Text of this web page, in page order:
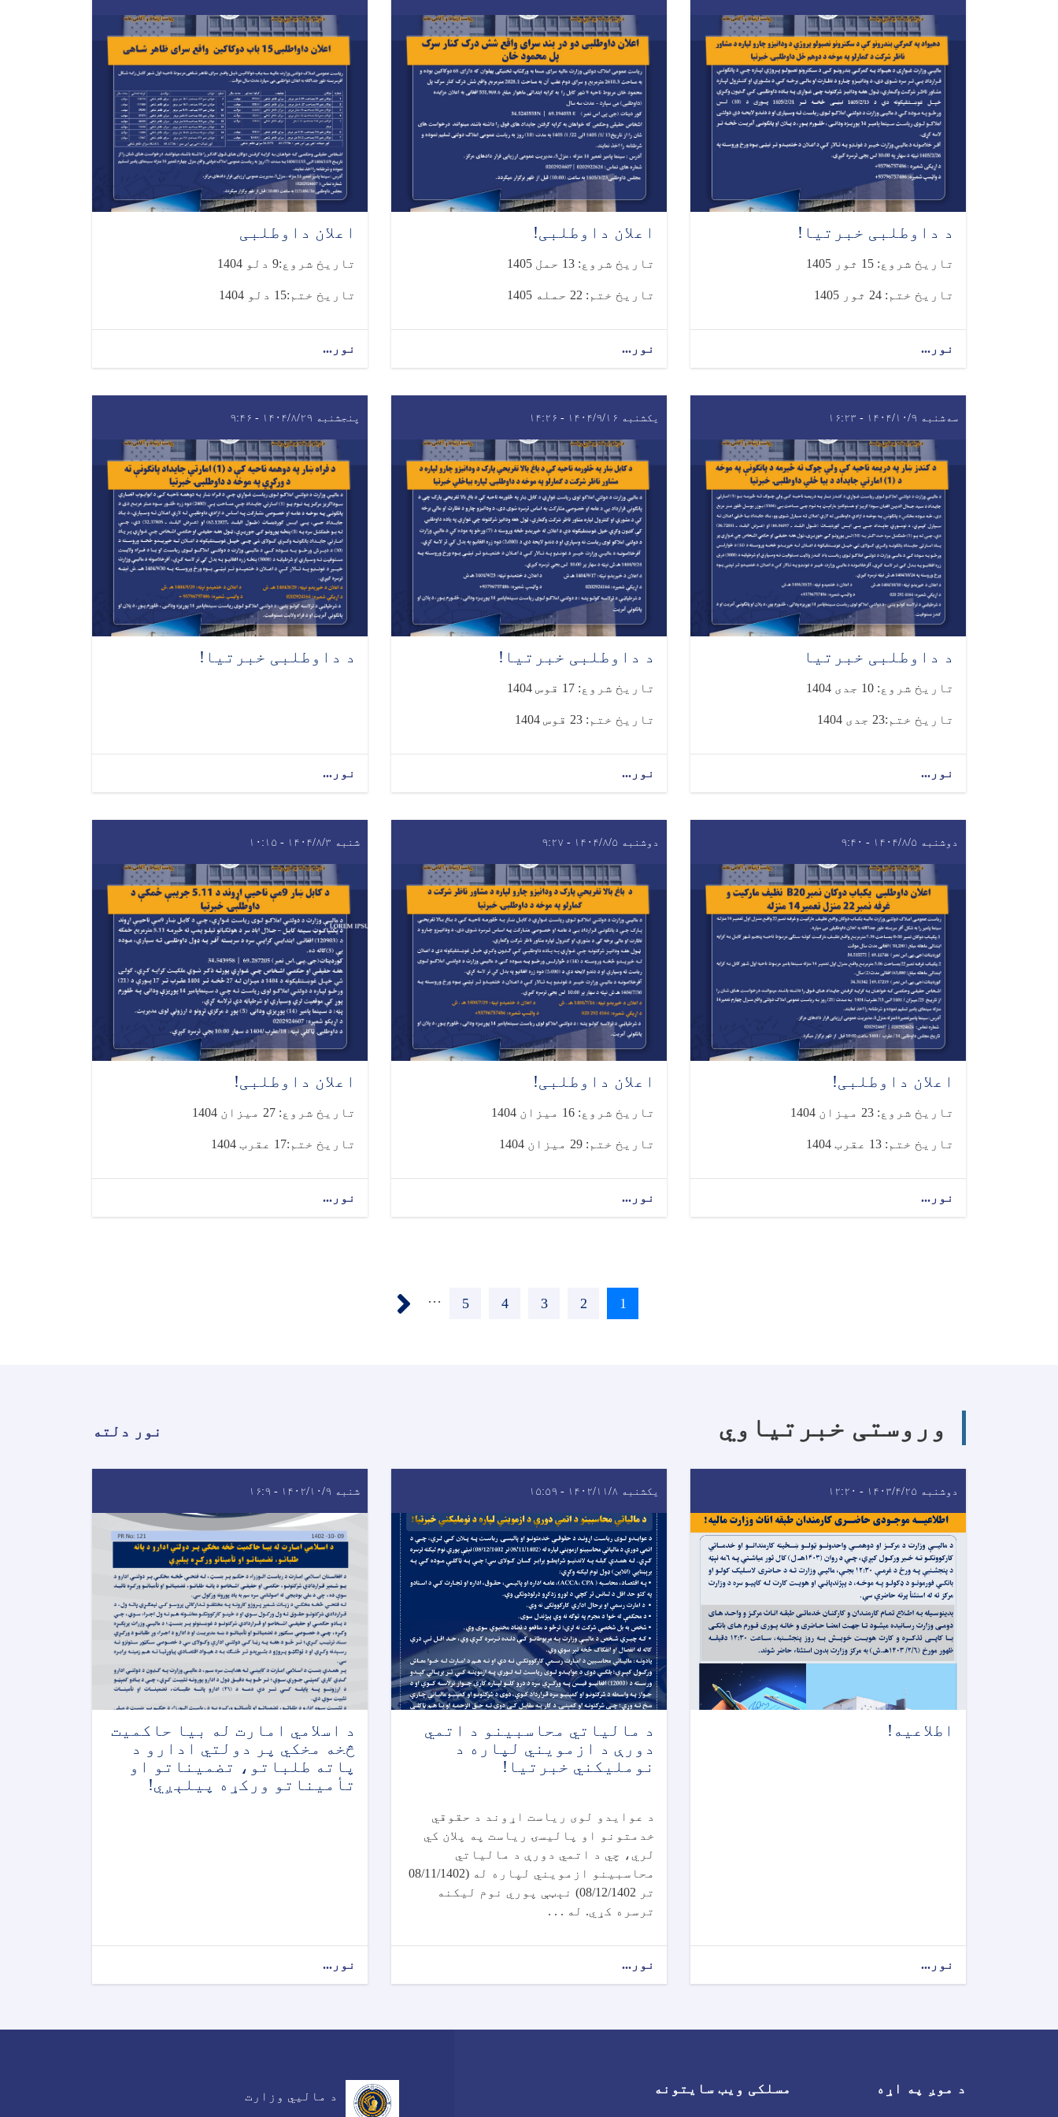
د داوطلبی خبرتیا!
تاریخ شروع: 15 ثور 1405
تاریخ ختم: 24 ثور 1405
نور...
اعلان داوطلبی!
تاریخ شروع: 13 حمل 1405
تاریخ ختم: 22 حمله 1405
نور...
اعلان داوطلبی
تاریخ شروع:9 دلو 1404
تاریخ ختم:15 دلو 1404
نور...
سه‌شنبه ۱۴۰۴/۱۰/۹ - ۱۶:۲۳
د داوطلبی خبرتیا
تاریخ شروع: 10 جدی 1404
تاریخ ختم:23 جدی 1404
نور...
یکشنبه ۱۴۰۴/۹/۱۶ - ۱۴:۲۶
د داوطلبی خبرتیا!
تاریخ شروع: 17 قوس 1404
تاریخ ختم: 23 قوس 1404
نور...
پنجشنبه ۱۴۰۴/۸/۲۹ - ۹:۴۶
د داوطلبی خبرتیا!
نور...
دوشنبه ۱۴۰۴/۸/۵ - ۹:۴۰
اعلان داوطلبی!
تاریخ شروع: 23 میزان 1404
تاریخ ختم: 13 عقرب 1404
نور...
دوشنبه ۱۴۰۴/۸/۵ - ۹:۲۷
اعلان داوطلبی!
تاریخ شروع: 16 میزان 1404
تاریخ ختم: 29 میزان 1404
نور...
شنبه ۱۴۰۴/۸/۳ - ۱۰:۱۵
اعلان داوطلبی!
تاریخ شروع: 27 میزان 1404
تاریخ ختم:17 عقرب 1404
نور...
اوسنی
1
Page
2
Page
3
Page
4
Page
5
…
وروستی خبرتیاوي نور دلته
دوشنبه ۱۴۰۳/۴/۲۵ - ۱۲:۲۰
اطلاعیه!
نور...
یکشنبه ۱۴۰۲/۱۱/۸ - ۱۵:۵۹
د مالياتي محاسبينو د اتمي
دورې د ازمويني لپاره د
نومليکني خبرتیا!
د عوایدو لوی ریاست اړوند د حقوقي
خدمتونو او پالیسۍ ریاست په پلان کي
لري، چي د اتمي دورې د مالیاتي
محاسبینو ازمویني لپاره له (08/11/1402
تر 08/12/1402) نېټې پوري نوم لیکنه
ترسره کړي. له . . .
نور...
شنبه ۱۴۰۲/۱۰/۹ - ۱۶:۹
د اسلامي امارت له بیا حاکمیت
څخه مخکي پر دولتي ادارو د
پاته طلباتو، تضمیناتو او
تأمیناتو ورکړه پیلېږي!
نور...
د موږ په اړه مسلکی ویب سایتونه د مالیي وزارت